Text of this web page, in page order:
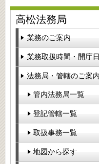
高松法務局
業務のご案内
業務取扱時間・開庁日
法務局・管轄のご案内
管内法務局一覧
登記管轄一覧
取扱事務一覧
地図から探す